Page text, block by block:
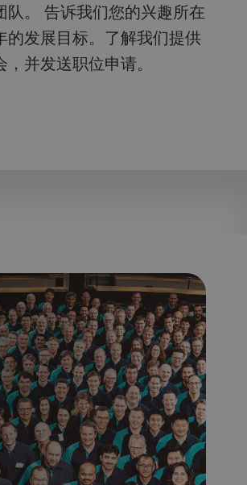
队。 告诉我们您的兴趣所在
的发展目标。了解我们提供
并发送职位申请。